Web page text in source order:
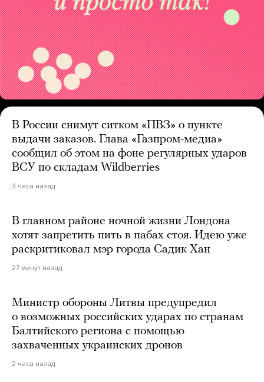
В России снимут ситком «ПВЗ» о пункте
выдачи заказов. Глава «Газпром-медиа»
сообщил об этом на фоне регулярных ударов
ВСУ по складам Wildberries
3 часа назад
В главном районе ночной жизни Лондона
хотят запретить пить в пабах стоя. Идею уже
раскритиковал мэр города Садик Хан
27 минут назад
Министр обороны Литвы предупредил
о возможных российских ударах по странам
Балтийского региона с помощью
захваченных украинских дронов
2 часа назад